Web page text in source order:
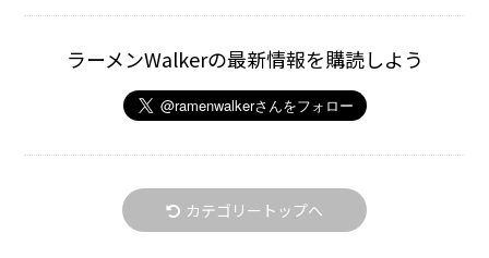
ラーメンWalkerの最新情報を購読しよう
カテゴリートップへ